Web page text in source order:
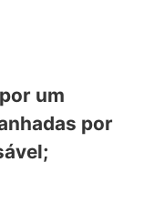
um
por